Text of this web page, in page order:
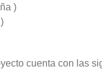
)
cuenta con las